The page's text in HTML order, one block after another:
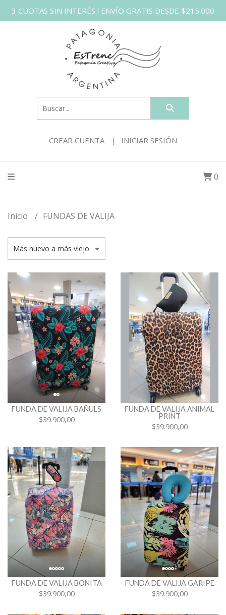
3 CUOTAS SIN INTERÉS l ENVÍO GRATIS DESDE $215.000
CREAR CUENTA INICIAR SESIÓN
0
Inicio FUNDAS DE VALIJA
FUNDA DE VALIJA BAÑULS
$39.900,00
FUNDA DE VALIJA ANIMAL
PRINT
$39.900,00
FUNDA DE VALIJA BONITA
$39.900,00
FUNDA DE VALIJA GARIPE
$39.900,00